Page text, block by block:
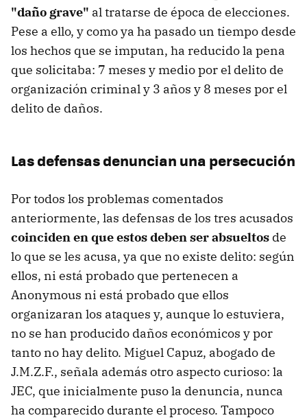
"daño grave" al tratarse de época de elecciones.
Pese a ello, y como ya ha pasado un tiempo desde
los hechos que se imputan, ha reducido la pena
que solicitaba: 7 meses y medio por el delito de
organización criminal y 3 años y 8 meses por el
delito de daños.
Las defensas denuncian una persecución
Por todos los problemas comentados
anteriormente, las defensas de los tres acusados
coinciden en que estos deben ser absueltos de
lo que se les acusa, ya que no existe delito: según
ellos, ni está probado que pertenecen a
Anonymous ni está probado que ellos
organizaran los ataques y, aunque lo estuviera,
no se han producido daños económicos y por
tanto no hay delito. Miguel Capuz, abogado de
J.M.Z.F., señala además otro aspecto curioso: la
JEC, que inicialmente puso la denuncia, nunca
ha comparecido durante el proceso. Tampoco